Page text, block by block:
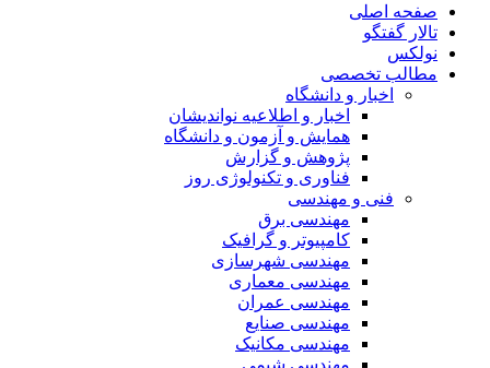
صفحه اصلی
تالار گفتگو
نولکس
مطالب تخصصی
اخبار و دانشگاه
اخبار و اطلاعیه نواندیشان
همایش و آزمون و دانشگاه
پژوهش و گزارش
فناوری و تکنولوژی روز
فنی و مهندسی
مهندسی برق
کامپیوتر و گرافیک
مهندسی شهرسازی
مهندسی معماری
مهندسی عمران
مهندسی صنایع
مهندسی مکانیک
مهندسی شیمی